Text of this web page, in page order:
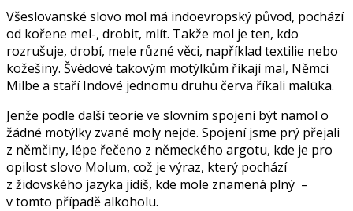
Všeslovanské slovo mol má indoevropský původ, pochází
od kořene mel-, drobit, mlít. Takže mol je ten, kdo
rozrušuje, drobí, mele různé věci, například textilie nebo
kožešiny. Švédové takovým motýlkům říkají mal, Němci
Milbe a staří Indové jednomu druhu červa říkali malūka.
Jenže podle další teorie ve slovním spojení být namol o
žádné motýlky zvané moly nejde. Spojení jsme prý přejali
z němčiny, lépe řečeno z německého argotu, kde je pro
opilost slovo Molum, což je výraz, který pochází
z židovského jazyka jidiš, kde mole znamená plný –
v tomto případě alkoholu.